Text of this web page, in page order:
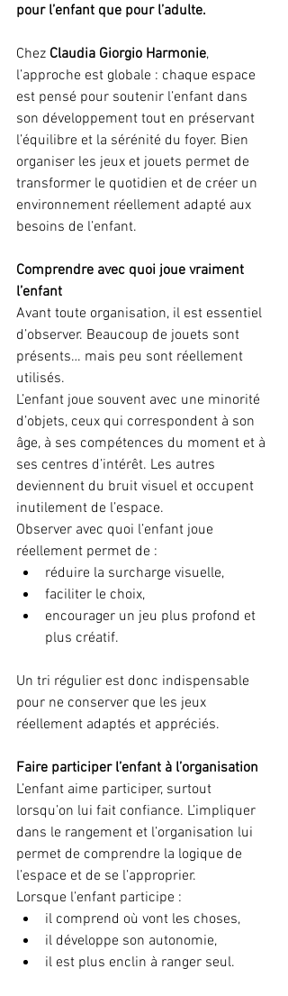
pour l’enfant que pour l’adulte.
Chez Claudia Giorgio Harmonie,
l’approche est globale : chaque espace
est pensé pour soutenir l’enfant dans
son développement tout en préservant
l’équilibre et la sérénité du foyer. Bien
organiser les jeux et jouets permet de
transformer le quotidien et de créer un
environnement réellement adapté aux
besoins de l’enfant.
Comprendre avec quoi joue vraiment
l’enfant
Avant toute organisation, il est essentiel
d’observer. Beaucoup de jouets sont
présents… mais peu sont réellement
utilisés.
L’enfant joue souvent avec une minorité
d’objets, ceux qui correspondent à son
âge, à ses compétences du moment et à
ses centres d’intérêt. Les autres
deviennent du bruit visuel et occupent
inutilement de l’espace.
Observer avec quoi l’enfant joue
réellement permet de :
réduire la surcharge visuelle,
faciliter le choix,
encourager un jeu plus profond et
plus créatif.
Un tri régulier est donc indispensable
pour ne conserver que les jeux
réellement adaptés et appréciés.
Faire participer l’enfant à l’organisation
L’enfant aime participer, surtout
lorsqu’on lui fait confiance. L’impliquer
dans le rangement et l’organisation lui
permet de comprendre la logique de
l’espace et de se l’approprier.
Lorsque l’enfant participe :
il comprend où vont les choses,
il développe son autonomie,
il est plus enclin à ranger seul.